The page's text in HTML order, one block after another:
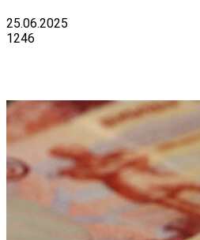
25.06.2025
1246